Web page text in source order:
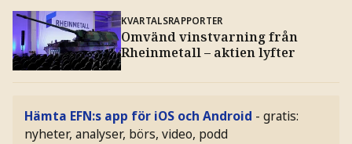
KVARTALSRAPPORTER
Omvänd vinstvarning från
Rheinmetall – aktien lyfter
Hämta EFN:s app för iOS och Android - gratis:
nyheter, analyser, börs, video, podd